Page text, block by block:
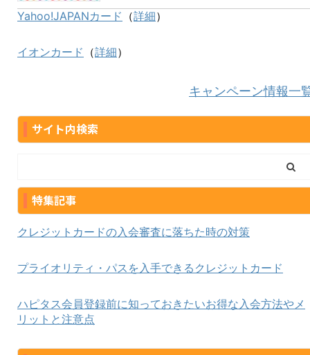
Yahoo!JAPANカード （詳細）
イオンカード （詳細）
キャンペーン情報一
サイト内検索
特集記事
クレジットカードの入会審査に落ちた時の対策
プライオリティ・パスを入手できるクレジットカード
ハピタス会員登録前に知っておきたいお得な入会方法やメ
リットと注意点